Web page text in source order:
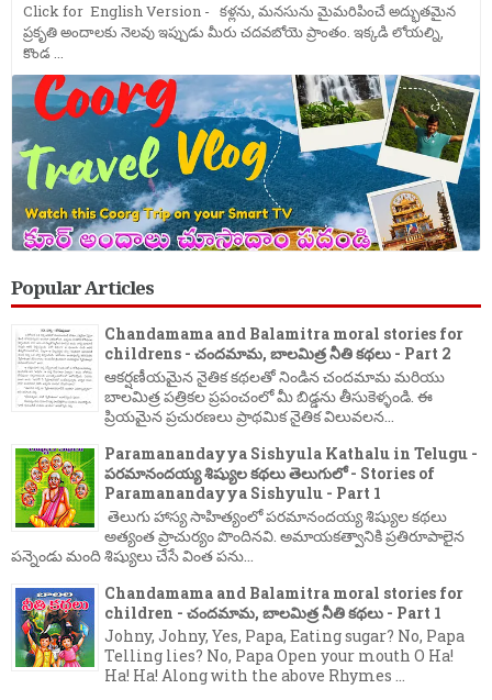
Click for English Version - కళ్లను, మనసును మైమరిపించే అద్భుతమైన
ప్రకృతి అందాలకు నెలవు ఇప్పుడు మీరు చదవబోయె ప్రాంతం. ఇక్కడి లోయల్ని,
కొండ ...
Popular Articles
Chandamama and Balamitra moral stories for
childrens - చందమామ, బాలమిత్ర నీతి కథలు - Part 2
ఆకర్షణీయమైన నైతిక కథలతో నిండిన చందమామ మరియు
బాలమిత్ర పత్రికల ప్రపంచంలో మీ బిడ్డను తీసుకెళ్ళండి. ఈ
ప్రియమైన ప్రచురణలు ప్రాథమిక నైతిక విలువలన...
Paramanandayya Sishyula Kathalu in Telugu -
పరమానందయ్య శిష్యుల కథలు తెలుగులో - Stories of
Paramanandayya Sishyulu - Part 1
తెలుగు హాస్య సాహిత్యంలో పరమానందయ్య శిష్యుల కథలు
అత్యంత ప్రాచుర్యం పొందినవి. అమాయకత్వానికి ప్రతిరూపాలైన
పన్నెండు మంది శిష్యులు చేసే వింత పను...
Chandamama and Balamitra moral stories for
children - చందమామ, బాలమిత్ర నీతి కథలు - Part 1
Johny, Johny, Yes, Papa, Eating sugar? No, Papa
Telling lies? No, Papa Open your mouth O Ha!
Ha! Ha! Along with the above Rhymes ...